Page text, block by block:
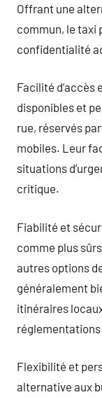
Offrant une
commun, le taxi
confidentialité
Facilité
disponibles et
rue, réservés
mobiles. Leur
situations
critique.
Fiabilité et
comme plus
autres options
généralement
itinéraires
Flexibilité et
alternative aux